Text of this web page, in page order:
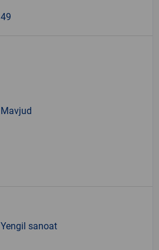
49
Mavjud
Yengil sanoat